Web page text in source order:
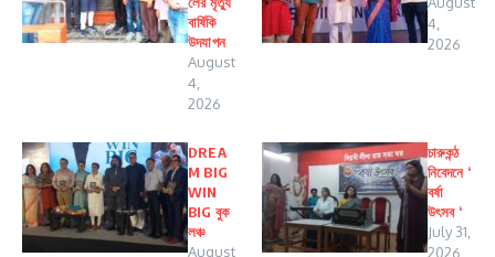
বার্ষিকি
উদযাপন
August
4,
2026
4,
2026
DREA
M BIG
WIN
BIG বুক
লঞ্চ
August
চারুকন্ঠ
নিবেদনে ‘
বর্ষা
উৎসব ‘
July 31,
2026